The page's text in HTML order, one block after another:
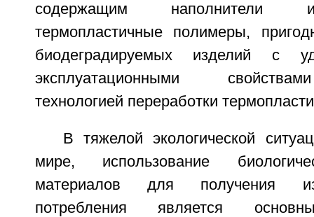
содержащим наполнители и
термопластичные полимеры,
биодеградируемых изделий с
эксплуатационными
технологией переработки
В тяжелой экологической
мире, использование
материалов для получения
потребления является